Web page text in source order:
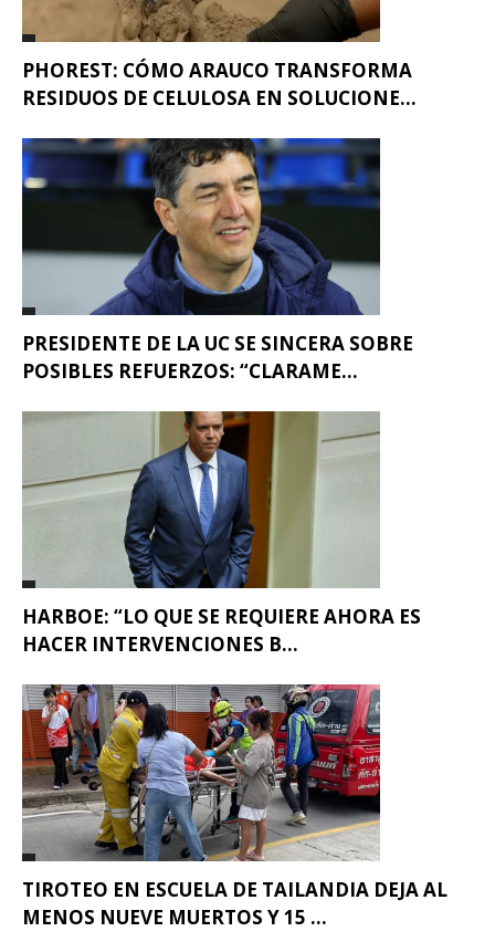
PHOREST: CÓMO ARAUCO TRANSFORMA
RESIDUOS DE CELULOSA EN SOLUCIONE...
PRESIDENTE DE LA UC SE SINCERA SOBRE
POSIBLES REFUERZOS: “CLARAME...
HARBOE: “LO QUE SE REQUIERE AHORA ES
HACER INTERVENCIONES B...
TIROTEO EN ESCUELA DE TAILANDIA DEJA AL
MENOS NUEVE MUERTOS Y 15 ...